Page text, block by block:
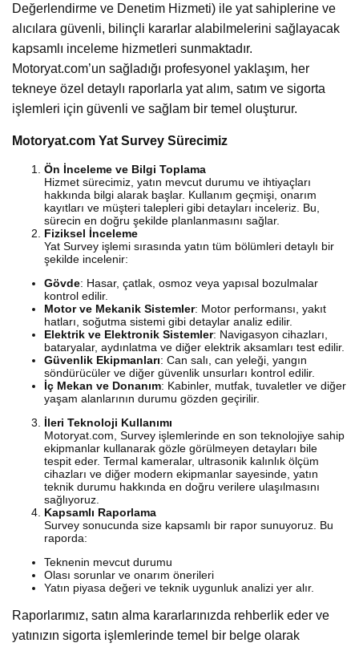
Değerlendirme ve Denetim Hizmeti) ile yat sahiplerine ve
alıcılara güvenli, bilinçli kararlar alabilmelerini sağlayacak
kapsamlı inceleme hizmetleri sunmaktadır.
Motoryat.com’un sağladığı profesyonel yaklaşım, her
tekneye özel detaylı raporlarla yat alım, satım ve sigorta
işlemleri için güvenli ve sağlam bir temel oluşturur.
Motoryat.com Yat Survey Sürecimiz
Ön İnceleme ve Bilgi Toplama
Hizmet sürecimiz, yatın mevcut durumu ve ihtiyaçları
hakkında bilgi alarak başlar. Kullanım geçmişi, onarım
kayıtları ve müşteri talepleri gibi detayları inceleriz. Bu,
sürecin en doğru şekilde planlanmasını sağlar.
Fiziksel İnceleme
Yat Survey işlemi sırasında yatın tüm bölümleri detaylı bir
şekilde incelenir:
Gövde: Hasar, çatlak, osmoz veya yapısal bozulmalar
kontrol edilir.
Motor ve Mekanik Sistemler: Motor performansı, yakıt
hatları, soğutma sistemi gibi detaylar analiz edilir.
Elektrik ve Elektronik Sistemler: Navigasyon cihazları,
bataryalar, aydınlatma ve diğer elektrik aksamları test edilir.
Güvenlik Ekipmanları: Can salı, can yeleği, yangın
söndürücüler ve diğer güvenlik unsurları kontrol edilir.
İç Mekan ve Donanım: Kabinler, mutfak, tuvaletler ve diğer
yaşam alanlarının durumu gözden geçirilir.
İleri Teknoloji Kullanımı
Motoryat.com, Survey işlemlerinde en son teknolojiye sahip
ekipmanlar kullanarak gözle görülmeyen detayları bile
tespit eder. Termal kameralar, ultrasonik kalınlık ölçüm
cihazları ve diğer modern ekipmanlar sayesinde, yatın
teknik durumu hakkında en doğru verilere ulaşılmasını
sağlıyoruz.
Kapsamlı Raporlama
Survey sonucunda size kapsamlı bir rapor sunuyoruz. Bu
raporda:
Teknenin mevcut durumu
Olası sorunlar ve onarım önerileri
Yatın piyasa değeri ve teknik uygunluk analizi yer alır.
Raporlarımız, satın alma kararlarınızda rehberlik eder ve
yatınızın sigorta işlemlerinde temel bir belge olarak